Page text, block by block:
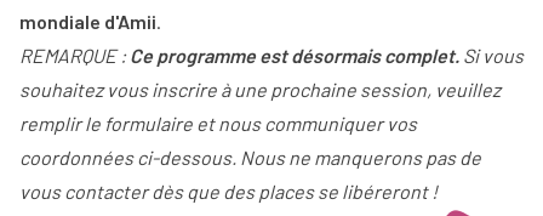
mondiale d'Amii.
REMARQUE :Ce programme est désormais complet. Si vous
souhaitez vous inscrire à une prochaine session, veuillez
remplir le formulaire et nous communiquer vos
coordonnées ci-dessous. Nous ne manquerons pas de
vous contacter dès que des places se libéreront !